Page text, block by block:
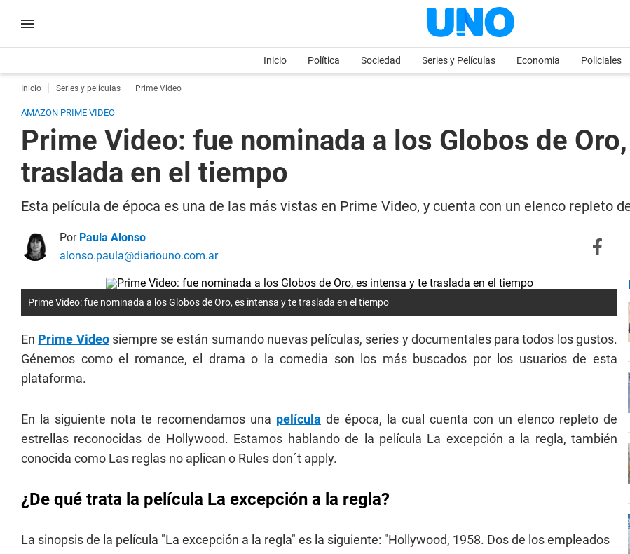
Inicio Política Sociedad Series y Películas Economia Policiales
Inicio Series y películas Prime Video
AMAZON PRIME VIDEO
Prime Video: fue nominada a los Globos de
traslada en el tiempo
Esta película de época es una de las más vistas en Prime Video, y cuenta con un elenco repleto
Por Paula Alonso
alonso.paula@diariouno.com.ar
Prime Video: fue nominada a los Globos de Oro, es intensa y te traslada en el tiempo
En Prime Videosiempre se están sumando nuevas películas, series y documentales para todos los gustos.
Génemos como el romance, el drama o la comedia son los más buscados por los usuarios de esta
plataforma.
En la siguiente nota te recomendamos una película de época, la cual cuenta con un elenco repleto de
estrellas reconocidas de Hollywood. Estamos hablando de la película La excepción a la regla, también
conocida como Las reglas no aplican o Rules don´t apply.
¿De qué trata la película La excepción a la regla?
La sinopsis de la película "La excepción a la regla" es la siguiente: "Hollywood, 1958. Dos de los empleados